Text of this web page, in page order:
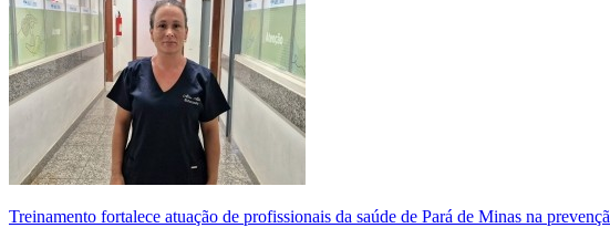
Treinamento fortalece atuação de profissionais da saúde de Pará de Minas na